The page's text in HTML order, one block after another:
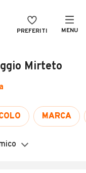
PREFERITI MENU
Mirteto
MARCA